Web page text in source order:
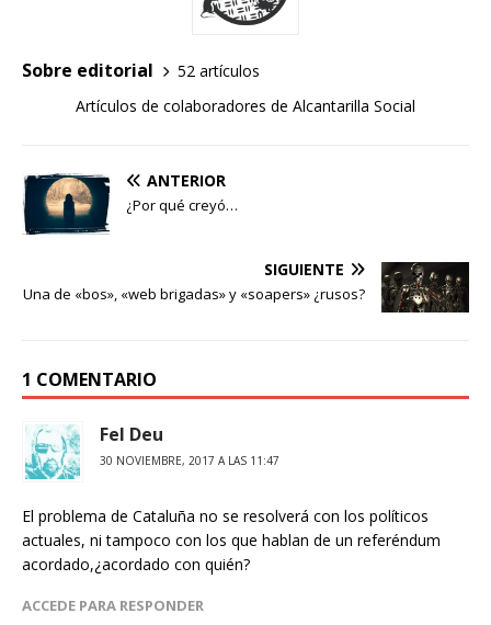
Sobre editorial
52 artículos
Artículos de colaboradores de Alcantarilla Social
ANTERIOR
¿Por qué creyó…
SIGUIENTE
Una de «bos», «web brigadas» y «soapers» ¿rusos?
1 COMENTARIO
Fel Deu
30 NOVIEMBRE, 2017 A LAS 11:47
El problema de Cataluña no se resolverá con los políticos
actuales, ni tampoco con los que hablan de un referéndum
acordado,¿acordado con quién?
ACCEDE PARA RESPONDER